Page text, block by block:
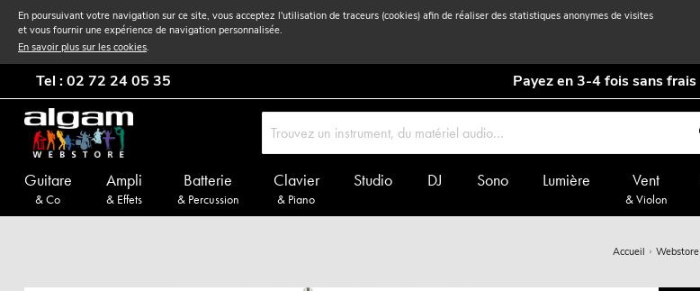
En poursuivant votre navigation sur ce site, vous acceptez l'utilisation de traceurs (cookies) afin de réaliser des statistiques anonymes de visites
et vous fournir une expérience de navigation personnalisée.
En savoir plus sur les cookies.
Tel : 02 72 24 05 35 Payez en 3-4 fois sans frais
Guitare
& Co
Ampli
& Effets
Batterie
& Percussion
Clavier
& Piano
Studio DJ Sono Lumière Vent
& Violon
Accueil Webstore